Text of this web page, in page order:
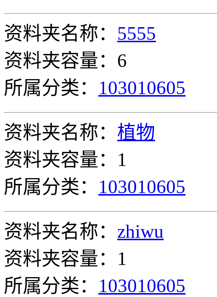
资料夹名称： 5555
资料夹容量：6
所属分类： 103010605
资料夹名称： 植物
资料夹容量：1
所属分类： 103010605
资料夹名称： zhiwu
资料夹容量：1
所属分类： 103010605